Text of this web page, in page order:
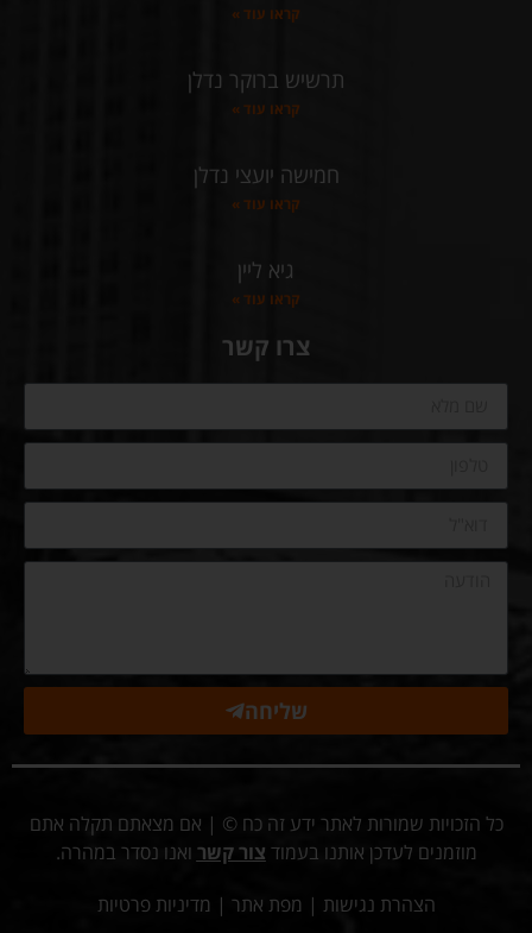
קראו עוד »
תרשיש ברוקר נדלן
קראו עוד »
חמישה יועצי נדלן
קראו עוד »
גיא ליין
קראו עוד »
צרו קשר
שליחה
כל הזכויות שמורות לאתר ידע זה כח © | אם מצאתם תקלה אתם
מוזמנים לעדכן אותנו בעמוד צור קשר ואנו נסדר במהרה.
הצהרת נגישות | מפת אתר | מדיניות פרטיות